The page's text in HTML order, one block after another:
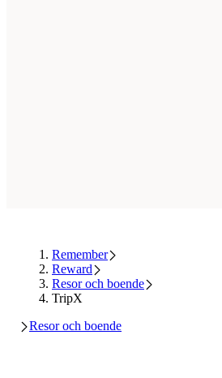
Remember
Reward
Resor och boende
TripX
Resor och boende